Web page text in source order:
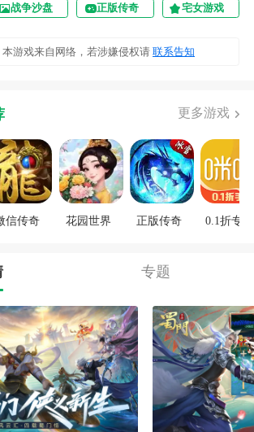
战争沙盘 正版传奇 宅女游戏
游戏来自网络，若涉嫌侵权请 联系告知
更多游戏
信传奇 花园世界 正版传奇 0.1折专区
专题